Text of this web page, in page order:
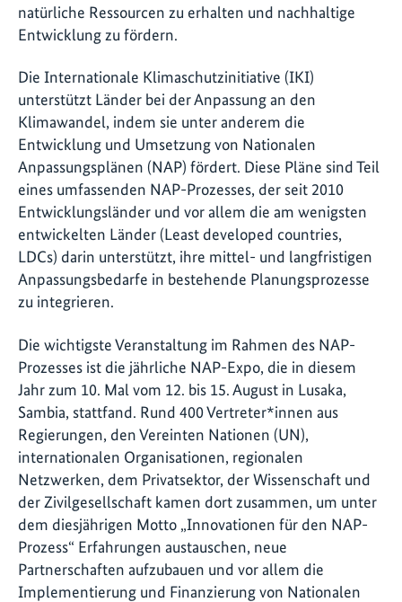
natürliche Ressourcen zu erhalten und nachhaltige
Entwicklung zu fördern.
Die Internationale Klimaschutzinitiative (IKI)
unterstützt Länder bei der Anpassung an den
Klimawandel, indem sie unter anderem die
Entwicklung und Umsetzung von Nationalen
Anpassungsplänen (NAP) fördert. Diese Pläne sind Teil
eines umfassenden NAP-Prozesses, der seit 2010
Entwicklungsländer und vor allem die am wenigsten
entwickelten Länder (Least developed countries,
LDCs) darin unterstützt, ihre mittel- und langfristigen
Anpassungsbedarfe in bestehende Planungsprozesse
zu integrieren.
Die wichtigste Veranstaltung im Rahmen des NAP-
Prozesses ist die jährliche NAP-Expo, die in diesem
Jahr zum 10. Mal vom 12. bis 15. August in Lusaka,
Sambia, stattfand. Rund 400 Vertreter*innen aus
Regierungen, den Vereinten Nationen (UN),
internationalen Organisationen, regionalen
Netzwerken, dem Privatsektor, der Wissenschaft und
der Zivilgesellschaft kamen dort zusammen, um unter
dem diesjährigen Motto „Innovationen für den NAP-
Prozess“ Erfahrungen austauschen, neue
Partnerschaften aufzubauen und vor allem die
Implementierung und Finanzierung von Nationalen